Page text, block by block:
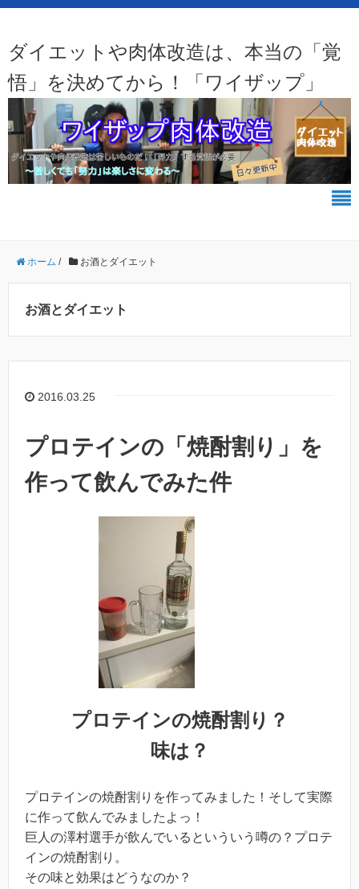
ダイエットや肉体改造は、本当の「覚
悟」を決めてから！「ワイザップ」
ホーム / お酒とダイエット
お酒とダイエット
2016.03.25
プロテインの「焼酎割り」を
作って飲んでみた件
プロテインの焼酎割り？
味は？
プロテインの焼酎割りを作ってみました！そして実際
に作って飲んでみましたよっ！
巨人の澤村選手が飲んでいるといういう噂の？プロテ
インの焼酎割り。
その味と効果はどうなのか？